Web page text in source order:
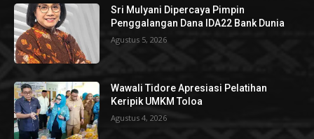
Sri Mulyani Dipercaya Pimpin
Penggalangan Dana IDA22 Bank Dunia
Agustus 5, 2026
Wawali Tidore Apresiasi Pelatihan
Keripik UMKM Toloa
Agustus 4, 2026